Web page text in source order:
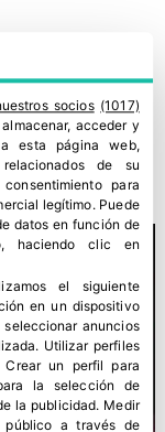
de
socios (1017)
acceder y
esta página web,
de su
para
legítimo. Puede
datos en función de
haciendo clic en
el siguiente
en un dispositivo
anuncios
. Utilizar perfiles
Crear un perfil para
la selección de
la publicidad. Medir
público a través de